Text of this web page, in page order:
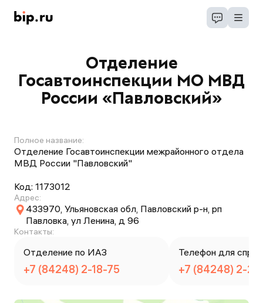
Отделение
Госавтоинспекции МО МВД
России «Павловский»
Полное название:
Отделение Госавтоинспекции межрайонного отдела
МВД России "Павловский"
Код: 1173012
Адрес:
433970, Ульяновская обл, Павловский р-н, рп
Павловка, ул Ленина, д 96
Контакты:
Отделение по ИАЗ
+7 (84248) 2-18-75
Телефон для
+7 (84248) 2-